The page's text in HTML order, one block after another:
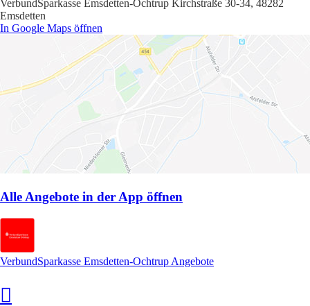
VerbundSparkasse Emsdetten-Ochtrup Kirchstraße 30-34, 48282
Emsdetten
In Google Maps öffnen
Alle Angebote in der App öffnen
VerbundSparkasse Emsdetten-Ochtrup Angebote